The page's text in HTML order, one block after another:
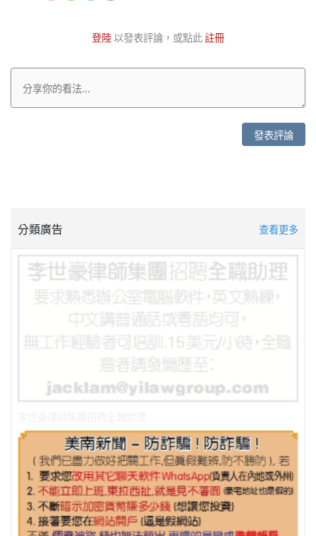
登陸以發表評論，或點此註冊
發表評論
分類廣告 查看更多